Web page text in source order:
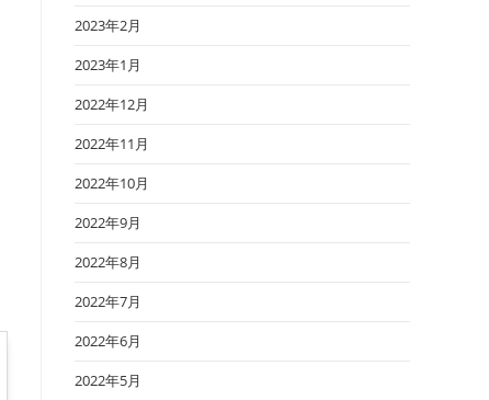
2023年2月
2023年1月
2022年12月
2022年11月
2022年10月
2022年9月
2022年8月
2022年7月
2022年6月
2022年5月